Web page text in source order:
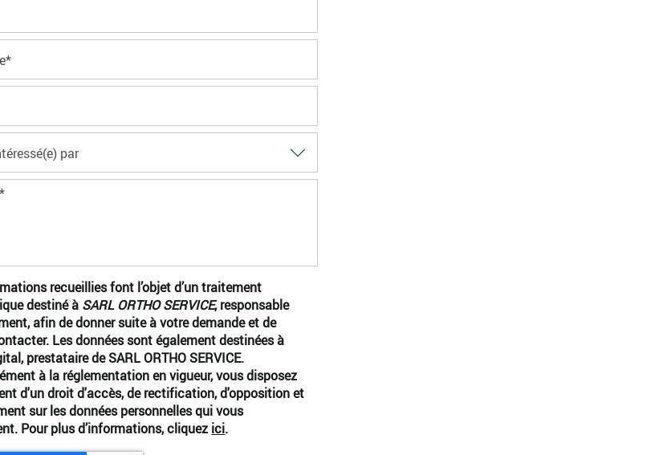
recueillies font l’objet d’un traitement
destiné à SARL ORTHO SERVICE, responsable
afin de donner suite à votre demande et de
Les données sont également destinées à
prestataire de SARL ORTHO SERVICE.
à la réglementation en vigueur, vous disposez
d'un droit d'accès, de rectification, d'opposition et
sur les données personnelles qui vous
Pour plus d’informations, cliquez ici.